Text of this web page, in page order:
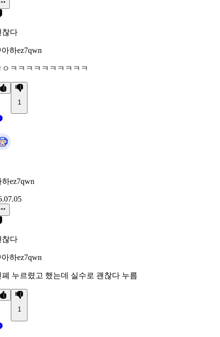
찮다
아하ez7qwn
ㅇㅋㅋㅋㅋㅋㅋㅋㅋㅋㅋ
1
하ez7qwn
찮다
아하ez7qwn
폐 누르렸고 했는데 실수로 괜찮다 누름
1